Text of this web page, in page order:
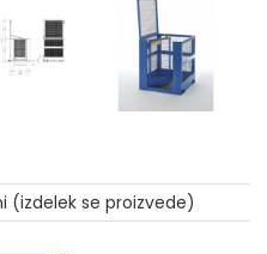
(izdelek se proizvede)